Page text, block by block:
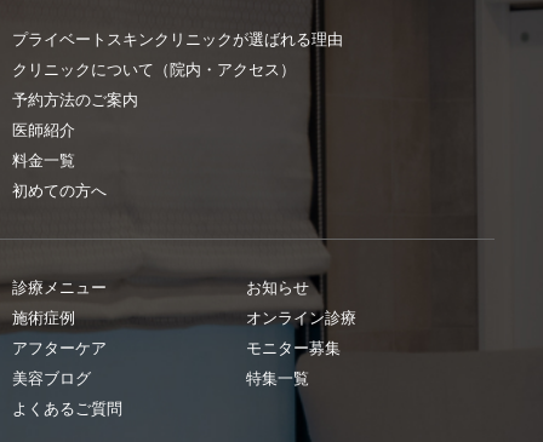
プライベートスキンクリニックが選ばれる理由
クリニックについて（院内・アクセス）
予約方法のご案内
医師紹介
料金一覧
初めての方へ
診療メニュー
施術症例
アフターケア
美容ブログ
よくあるご質問
お知らせ
オンライン診療
モニター募集
特集一覧